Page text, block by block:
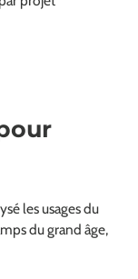
les usages du
du grand âge,